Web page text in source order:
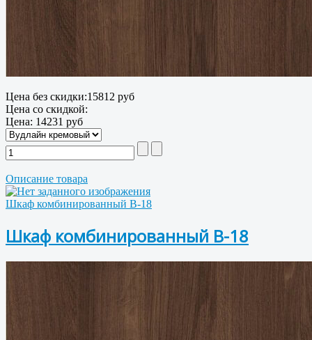
Цена без скидки:15812 руб
Цена со скидкой:
Цена: 14231 руб
Описание товара
Шкаф комбинированный В-18
Шкаф комбинированный В-18